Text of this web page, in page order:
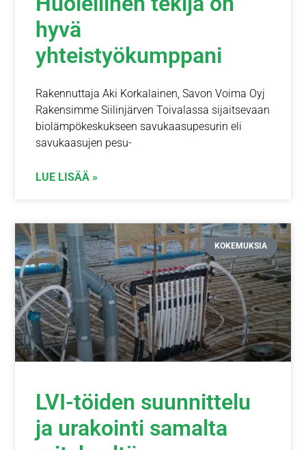
hyvä
yhteistyökumppani
Rakennuttaja Aki Korkalainen, Savon Voima Oyj
Rakensimme Siilinjärven Toivalassa sijaitsevaan
biolämpökeskukseen savukaasupesurin eli
savukaasujen pesu-
LUE LISÄÄ »
KOKEMUKSIA
LVI-töiden suunnittelu
ja urakointi samalta